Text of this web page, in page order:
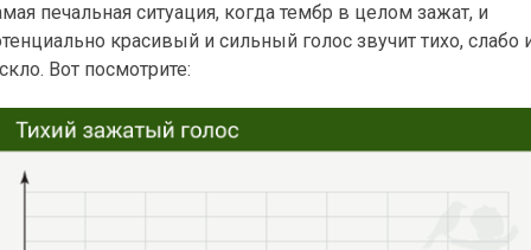
печальная ситуация, когда тембр в целом зажат, и
красивый и сильный голос звучит тихо, слабо
Вот посмотрите: